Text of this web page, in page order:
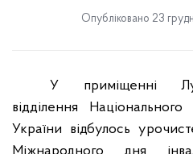
Опубліковано 23
У
приміщенні
відділення Національного
України відбулось